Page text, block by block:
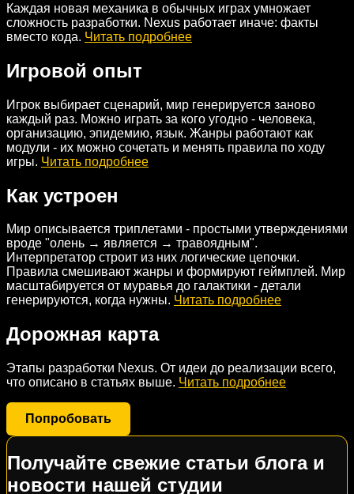
Каждая новая механика в обычных играх умножает
сложность разработки. Nexus работает иначе: факты
вместо кода. Читать подробнее
Игровой опыт
Игрок выбирает сценарий, мир генерируется заново
каждый раз. Можно играть за кого угодно - человека,
организацию, эпидемию, язык. Жанры работают как
модули - их можно сочетать и менять правила по ходу
игры. Читать подробнее
Как устроен
Мир описывается триплетами - простыми утверждениями
вроде "олень → является → травоядным".
Интерпретатор строит из них логические цепочки.
Правила смешивают жанры и формируют геймплей. Мир
масштабируется от муравья до галактики - детали
генерируются, когда нужны. Читать подробнее
Дорожная карта
Этапы разработки Nexus. От идеи до реализации всего,
что описано в статьях выше. Читать подробнее
Попробовать
Получайте свежие статьи блога и
новости нашей студии